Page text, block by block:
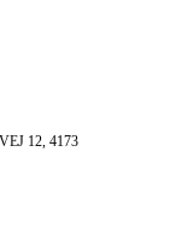
12, 4173